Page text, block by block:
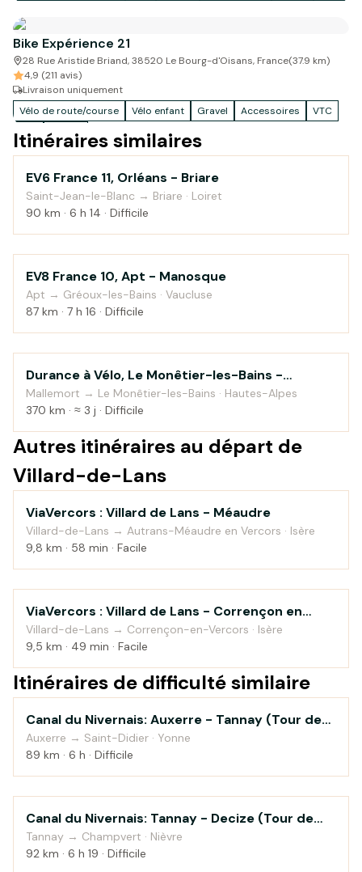
Bike Expérience 21
28 Rue Aristide Briand, 38520 Le Bourg-d'Oisans, France(37.9 km)
4,9 (211 avis)
Livraison uniquement
Vélo de route/course
Vélo enfant Gravel Accessoires
VTC
VTT
Autres
Itinéraires similaires
Campagne
EV6 France 11, Orléans - Briare
Saint-Jean-le-Blanc → Briare · Loiret
90 km · 6 h 14 · Difficile
Montagne
EV8 France 10, Apt - Manosque
Apt → Gréoux-les-Bains · Vaucluse
87 km · 7 h 16 · Difficile
Au fil de l'eau
Durance à Vélo, Le Monêtier-les-Bains -
Sisteron
Mallemort → Le Monêtier-les-Bains · Hautes-Alpes
370 km · ≈ 3 j · Difficile
Autres itinéraires au départ de
Villard-de-Lans
Montagne
ViaVercors : Villard de Lans - Méaudre
Villard-de-Lans → Autrans-Méaudre en Vercors · Isère
9,8 km · 58 min · Facile
Montagne
ViaVercors : Villard de Lans - Corrençon en
Vercors
Villard-de-Lans → Corrençon-en-Vercors · Isère
9,5 km · 49 min · Facile
Itinéraires de difficulté similaire
Au fil de l'eau
Canal du Nivernais: Auxerre - Tannay (Tour de
Bourgogne à vélo)
Auxerre → Saint-Didier · Yonne
89 km · 6 h · Difficile
Au fil de l'eau
Canal du Nivernais: Tannay - Decize (Tour de
Bourgogne à vélo)
Tannay → Champvert · Nièvre
92 km · 6 h 19 · Difficile